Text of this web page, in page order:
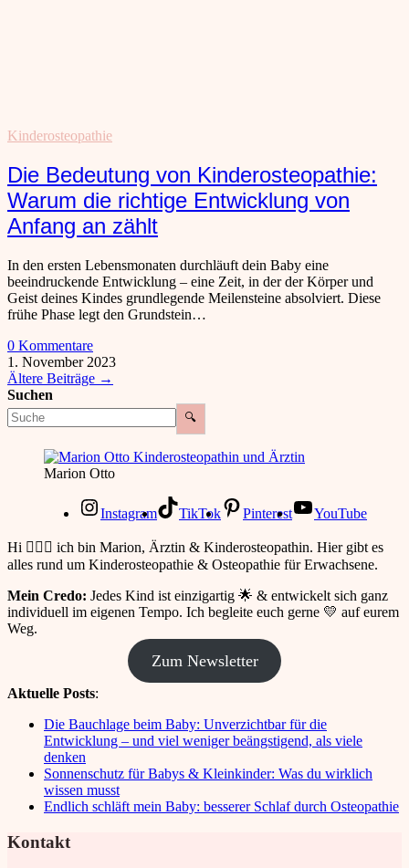
Kinderosteopathie
Die Bedeutung von Kinderosteopathie:
Warum die richtige Entwicklung von
Anfang an zählt
In den ersten Lebensmonaten durchläuft dein Baby eine
beeindruckende Entwicklung – eine Zeit, in der der Körper und
Geist deines Kindes grundlegende Meilensteine absolviert. Diese
frühe Phase legt den Grundstein…
0 Kommentare
1. November 2023
Ältere Beiträge →
Suchen
🔍
Marion Otto
Instagram TikTok Pinterest YouTube
Hi 🙋🏻‍♀️ ich bin Marion, Ärztin & Kinderosteopathin. Hier gibt es
alles rund um Kinderosteopathie & Osteopathie für Erwachsene.
Mein Credo: Jedes Kind ist einzigartig 🌟 & entwickelt sich ganz
individuell im eigenen Tempo. Ich begleite euch gerne 💛 auf eurem
Weg.
Zum Newsletter
Aktuelle Posts:
Die Bauchlage beim Baby: Unverzichtbar für die
Entwicklung – und viel weniger beängstigend, als viele
denken
Sonnenschutz für Babys & Kleinkinder: Was du wirklich
wissen musst
Endlich schläft mein Baby: besserer Schlaf durch Osteopathie
Kontakt